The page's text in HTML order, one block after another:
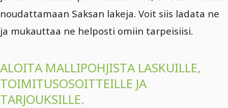
noudattamaan Saksan lakeja. Voit siis ladata ne
ja mukauttaa ne helposti omiin tarpeisiisi.
ALOITA MALLIPOHJISTA LASKUILLE,
TOIMITUSOSOITTEILLE JA
TARJOUKSILLE.